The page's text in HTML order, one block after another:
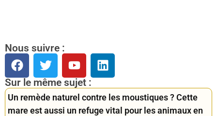
Nous suivre :
Sur le même sujet :
Un remède naturel contre les moustiques ? Cette
mare est aussi un refuge vital pour les animaux en